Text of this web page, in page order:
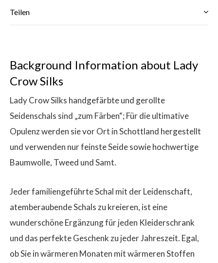
Teilen
Background Information about Lady
Crow Silks
Lady Crow Silks handgefärbte und gerollte
Seidenschals sind „zum Färben“; Für die ultimative
Opulenz werden sie vor Ort in Schottland hergestellt
und verwenden nur feinste Seide sowie hochwertige
Baumwolle, Tweed und Samt.
Jeder familiengeführte Schal mit der Leidenschaft,
atemberaubende Schals zu kreieren, ist eine
wunderschöne Ergänzung für jeden Kleiderschrank
und das perfekte Geschenk zu jeder Jahreszeit. Egal,
ob Sie in wärmeren Monaten mit wärmeren Stoffen